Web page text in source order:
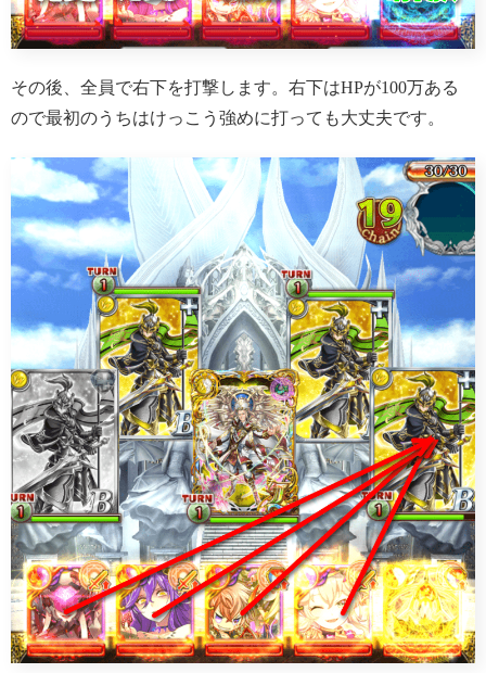
その後、全員で右下を打撃します。右下はHPが100万ある
ので最初のうちはけっこう強めに打っても大丈夫です。